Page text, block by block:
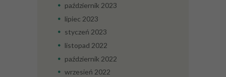
październik 2023
lipiec 2023
styczeń 2023
listopad 2022
październik 2022
wrzesień 2022